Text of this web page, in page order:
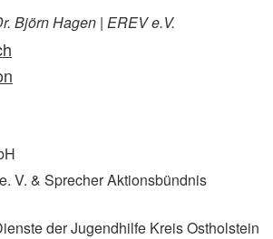
Björn Hagen | EREV e.V.
V. & Sprecher Aktionsbündnis
der Jugendhilfe Kreis Ostholstein